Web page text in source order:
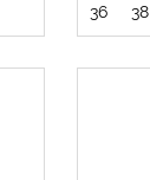
36 38